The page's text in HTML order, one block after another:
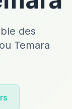
des
Temara